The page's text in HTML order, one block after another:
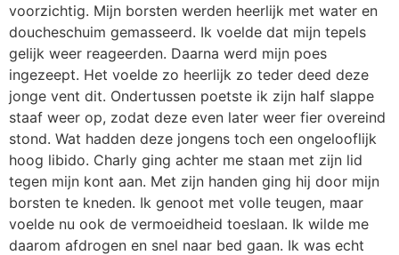
voorzichtig. Mijn borsten werden heerlijk met water en
doucheschuim gemasseerd. Ik voelde dat mijn tepels
gelijk weer reageerden. Daarna werd mijn poes
ingezeept. Het voelde zo heerlijk zo teder deed deze
jonge vent dit. Ondertussen poetste ik zijn half slappe
staaf weer op, zodat deze even later weer fier overeind
stond. Wat hadden deze jongens toch een ongelooflijk
hoog libido. Charly ging achter me staan met zijn lid
tegen mijn kont aan. Met zijn handen ging hij door mijn
borsten te kneden. Ik genoot met volle teugen, maar
voelde nu ook de vermoeidheid toeslaan. Ik wilde me
daarom afdrogen en snel naar bed gaan. Ik was echt